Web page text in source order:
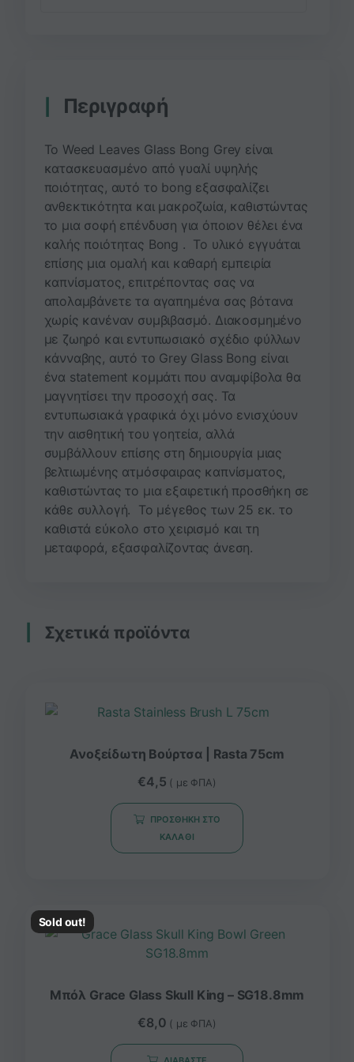
Περιγραφή
To Weed Leaves Glass Bong Grey είναι
κατασκευασμένο από γυαλί υψηλής
ποιότητας, αυτό το bong εξασφαλίζει
ανθεκτικότητα και μακροζωία, καθιστώντας
το μια σοφή επένδυση για όποιον θέλει ένα
καλής ποιότητας Bong . Το υλικό εγγυάται
επίσης μια ομαλή και καθαρή εμπειρία
καπνίσματος, επιτρέποντας σας να
απολαμβάνετε τα αγαπημένα σας βότανα
χωρίς κανέναν συμβιβασμό. Διακοσμημένο
με ζωηρό και εντυπωσιακό σχέδιο φύλλων
κάνναβης, αυτό το Grey Glass Bong είναι
ένα statement κομμάτι που αναμφίβολα θα
μαγνητίσει την προσοχή σας. Τα
εντυπωσιακά γραφικά όχι μόνο ενισχύουν
την αισθητική του γοητεία, αλλά
συμβάλλουν επίσης στη δημιουργία μιας
βελτιωμένης ατμόσφαιρας καπνίσματος,
καθιστώντας το μια εξαιρετική προσθήκη σε
κάθε συλλογή. Το μέγεθος των 25 εκ. το
καθιστά εύκολο στο χειρισμό και τη
μεταφορά, εξασφαλίζοντας άνεση.
Σχετικά προϊόντα
Ανοξείδωτη Βούρτσα | Rasta 75cm
€4,5 ( με ΦΠΑ)
ΠΡΟΣΘΉΚΗ ΣΤΟ
ΚΑΛΆΘΙ
Sold out!
Μπόλ Grace Glass Skull King – SG18.8mm
€8,0 ( με ΦΠΑ)